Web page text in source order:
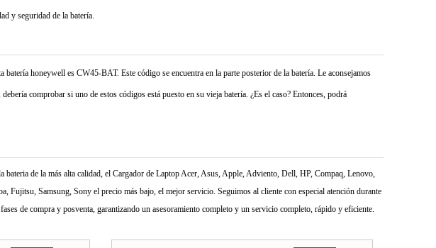
y seguridad de la batería.
honeywell es CW45-BAT. Este código se encuentra en la parte posterior de la batería. Le aconsejamos
comprobar si uno de estos códigos está puesto en su vieja batería. ¿Es el caso? Entonces, podrá
bateria de la más alta calidad, el Cargador de Laptop Acer, Asus, Apple, Adviento, Dell, HP, Compaq, Lenovo,
Fujitsu, Samsung, Sony el precio más bajo, el mejor servicio. Seguimos al cliente con especial atención durante
de compra y posventa, garantizando un asesoramiento completo y un servicio completo, rápido y eficiente.